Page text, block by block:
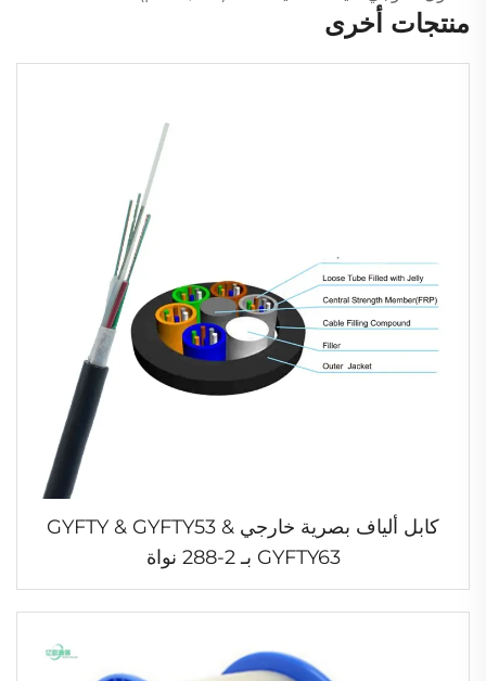
منتجات أخرى
كابل ألياف بصرية خارجي GYFTY & GYFTY53 &
GYFTY63 بـ 2-288 نواة